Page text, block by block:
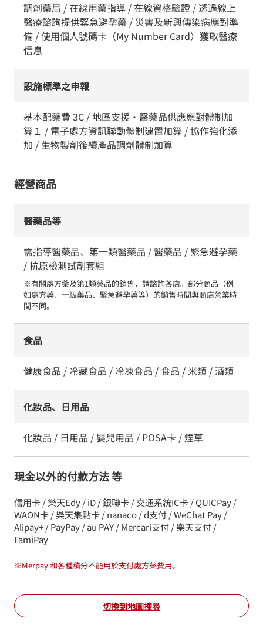
調劑藥局 / 在線用藥指導 / 在線資格驗證 / 透過線上
醫療諮詢提供緊急避孕藥 / 災害及新興傳染病應對準
備 / 使用個人號碼卡（My Number Card）獲取醫療
信息
設施標準之申報
基本配藥費 3C / 地區支援・醫藥品供應應對體制加
算１ / 電子處方資訊聯動體制建置加算 / 協作強化添
加 / 生物製劑後續產品調劑體制加算
經營商品
醫藥品等
需指導醫藥品、第一類醫藥品 / 醫藥品 / 緊急避孕藥
/ 抗原檢測試劑套組
※有關處方藥及第1類藥品的銷售，請諮詢各店。部分商品（例
如處方藥、一級藥品、緊急避孕藥等）的銷售時間與商店營業時
間不同。
食品
健康食品 / 冷藏食品 / 冷凍食品 / 食品 / 米類 / 酒類
化妝品、日用品
化妝品 / 日用品 / 嬰兒用品 / POSA卡 / 煙草
現金以外的付款方法 等
信用卡 / 樂天Edy / iD / 銀聯卡 / 交通系統IC卡 / QUICPay /
WAON卡 / 樂天集點卡 / nanaco / d支付 / WeChat Pay /
Alipay+ / PayPay / au PAY / Mercari支付 / 樂天支付 /
FamiPay
※Merpay 和各種積分不能用於支付處方藥費用。
切換到地圖搜尋